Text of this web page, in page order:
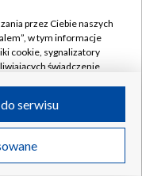
w likwidacji
przez Ciebie naszych
w tym informacje
cookie, sygnalizatory
świadczenie
przez Ciebie
IP, identyfikatory
serwisu